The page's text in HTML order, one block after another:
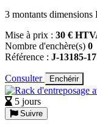
3 montants
Mise à prix : 30 €
Nombre d'enchère(s) 0
Référence : J-13185-17
Consulter Enchérir
5 jours
Suivre